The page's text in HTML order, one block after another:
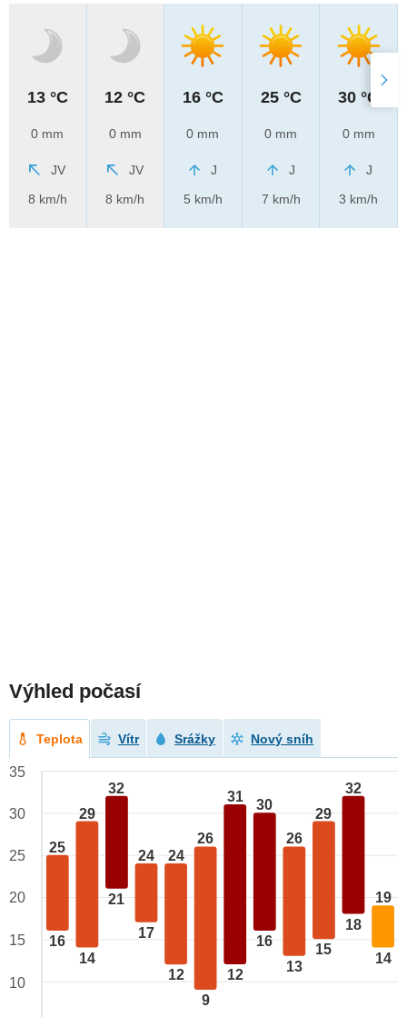
13 °C
0 mm
JV
8 km/h
12 °C
0 mm
JV
8 km/h
16 °C
0 mm
J
5 km/h
25 °C
0 mm
J
7 km/h
30 °C
0 mm
J
3 km/h
Výhled počasí
Teplota Vítr Srážky Nový sníh
25
16
29
14
32
21
24
17
24
12
26
9
31
12
30
16
26
13
29
15
32
18
19
14
35
30
25
20
15
10